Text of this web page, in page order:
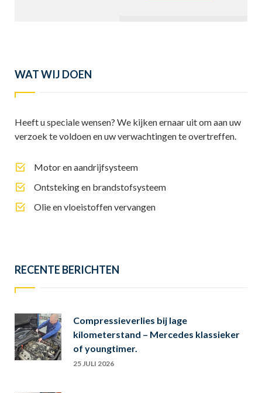
WAT WIJ DOEN
Heeft u speciale wensen? We kijken ernaar uit om aan uw
verzoek te voldoen en uw verwachtingen te overtreffen.
Motor en aandrijfsysteem
Ontsteking en brandstofsysteem
Olie en vloeistoffen vervangen
RECENTE BERICHTEN
Compressieverlies bij lage
kilometerstand – Mercedes klassieker
of youngtimer.
25 JULI 2026